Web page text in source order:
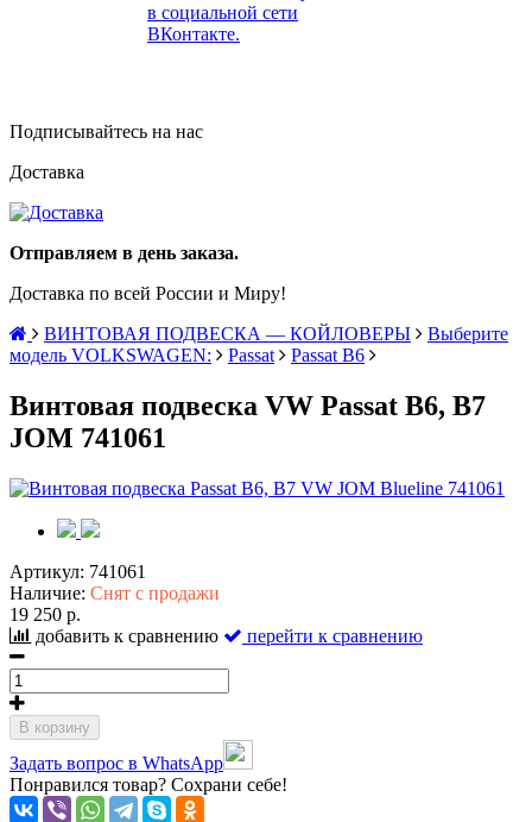
Подписывайтесь на нас
Доставка
Отправляем в день заказа.
Доставка по всей России и Миру!
ВИНТОВАЯ ПОДВЕСКА — КОЙЛОВЕРЫ
Выберите
модель VOLKSWAGEN:
Passat Passat B6
Винтовая подвеска VW Passat B6, B7
JOM 741061
Артикул: 741061
Наличие: Снят с продажи
19 250 р.
добавить к сравнению
перейти к сравнению
В корзину
Задать вопрос в WhatsApp
Понравился товар? Сохрани себе!